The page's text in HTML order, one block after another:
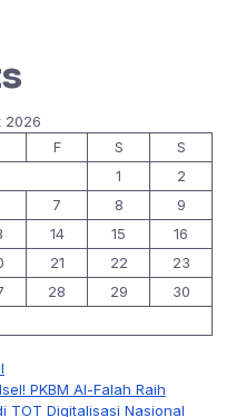
2026
F S
S
1
2
7 8
9
14 15
16
21 22
23
28 29
30
PKBM Al-Falah Raih
TOT Digitalisasi Nasional